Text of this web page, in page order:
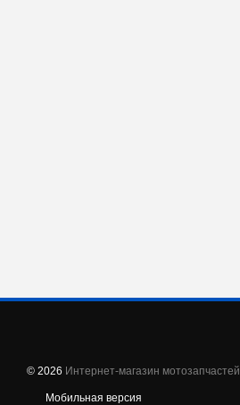
© 2026 Интернет-магазин мотозапчастей
Мобильная версия